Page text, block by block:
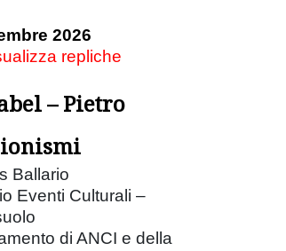
2026
repliche
– Pietro
Ballario
Eventi Culturali –
di ANCI e della